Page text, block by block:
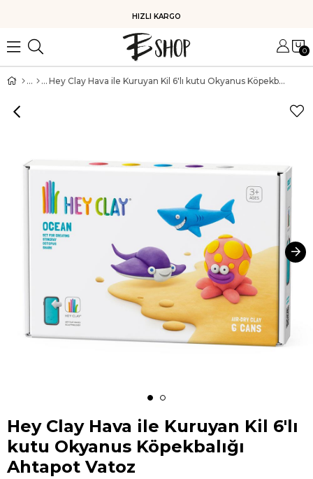
HIZLI KARGO
0
Hey Clay Hava ile Kuruyan Kil 6'lı kutu Okyanus Köpekbalığı Ahtapot Vatoz
Hey Clay Hava ile Kuruyan Kil 6'lı
kutu Okyanus Köpekbalığı
Ahtapot Vatoz